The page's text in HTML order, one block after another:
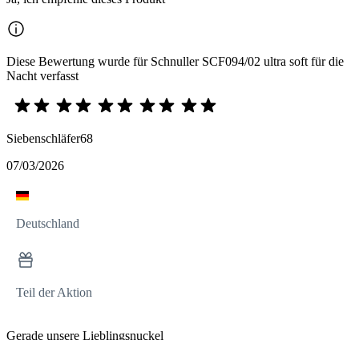
Diese Bewertung wurde für Schnuller SCF094/02 ultra soft für die
Nacht verfasst
Siebenschläfer68
07/03/2026
Deutschland
Teil der Aktion
Gerade unsere Lieblingsnuckel